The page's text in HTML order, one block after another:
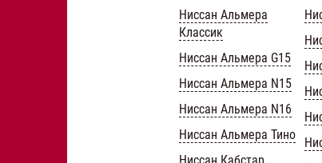
Ниссан Альмера
Классик
Ниссан Альмера G15
Ниссан Альмера N15
Ниссан Альмера N16
Ниссан Альмера Тино